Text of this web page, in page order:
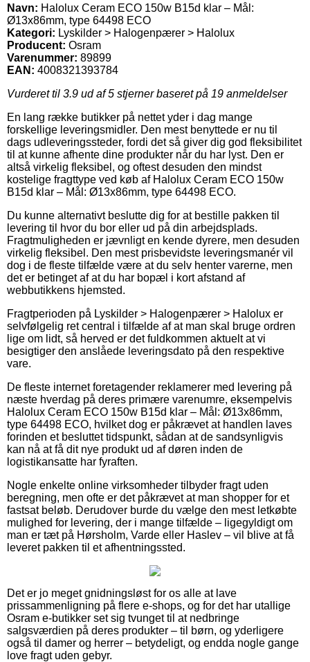
Navn: Halolux Ceram ECO 150w B15d klar – Mål:
Ø13x86mm, type 64498 ECO
Kategori: Lyskilder > Halogenpærer > Halolux
Producent: Osram
Varenummer: 89899
EAN: 4008321393784
Vurderet til 3.9 ud af 5 stjerner baseret på 19 anmeldelser
En lang række butikker på nettet yder i dag mange
forskellige leveringsmidler. Den mest benyttede er nu til
dags udleveringssteder, fordi det så giver dig god fleksibilitet
til at kunne afhente dine produkter når du har lyst. Den er
altså virkelig fleksibel, og oftest desuden den mindst
kostelige fragttype ved køb af Halolux Ceram ECO 150w
B15d klar – Mål: Ø13x86mm, type 64498 ECO.
Du kunne alternativt beslutte dig for at bestille pakken til
levering til hvor du bor eller ud på din arbejdsplads.
Fragtmuligheden er jævnligt en kende dyrere, men desuden
virkelig fleksibel. Den mest prisbevidste leveringsmanér vil
dog i de fleste tilfælde være at du selv henter varerne, men
det er betinget af at du har bopæl i kort afstand af
webbutikkens hjemsted.
Fragtperioden på Lyskilder > Halogenpærer > Halolux er
selvfølgelig ret central i tilfælde af at man skal bruge ordren
lige om lidt, så herved er det fuldkommen aktuelt at vi
besigtiger den anslåede leveringsdato på den respektive
vare.
De fleste internet foretagender reklamerer med levering på
næste hverdag på deres primære varenumre, eksempelvis
Halolux Ceram ECO 150w B15d klar – Mål: Ø13x86mm,
type 64498 ECO, hvilket dog er påkrævet at handlen laves
forinden et besluttet tidspunkt, sådan at de sandsynligvis
kan nå at få dit nye produkt ud af døren inden de
logistikansatte har fyraften.
Nogle enkelte online virksomheder tilbyder fragt uden
beregning, men ofte er det påkrævet at man shopper for et
fastsat beløb. Derudover burde du vælge den mest letkøbte
mulighed for levering, der i mange tilfælde – ligegyldigt om
man er tæt på Hørsholm, Varde eller Haslev – vil blive at få
leveret pakken til et afhentningssted.
Det er jo meget gnidningsløst for os alle at lave
prissammenligning på flere e-shops, og for det har utallige
Osram e-butikker set sig tvunget til at nedbringe
salgsværdien på deres produkter – til børn, og yderligere
også til damer og herrer – betydeligt, og endda nogle gange
love fragt uden gebyr.